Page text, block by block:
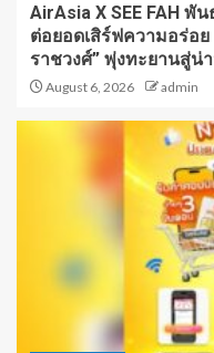
AirAsia X SEE FAH พั
ต่อยอดเสิร์ฟความอร่อ
ราชวงศ์” พุ่งทะยานสู่น่
August 6, 2026 admin